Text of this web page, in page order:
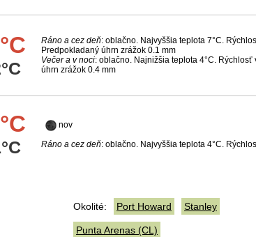
Ráno a cez deň: oblačno. Najvyššia teplota 7°C.
Predpokladaný úhrn zrážok 0.1 mm
Večer a v noci: oblačno. Najnižšia teplota 4°C.
úhrn zrážok 0.4 mm
nov
Ráno a cez deň: oblačno. Najvyššia teplota 4°C.
Okolité: Port Howard Stanley
Punta Arenas (CL)